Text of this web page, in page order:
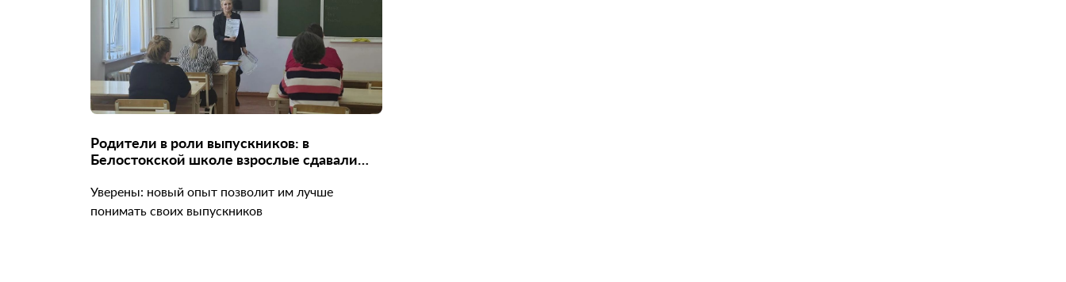
Родители в роли выпускников: в
Белостокской школе взрослые сдавали
Уверены: новый опыт позволит им лучше
понимать своих выпускников